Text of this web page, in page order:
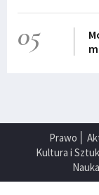
05
Prawo
Kultura i